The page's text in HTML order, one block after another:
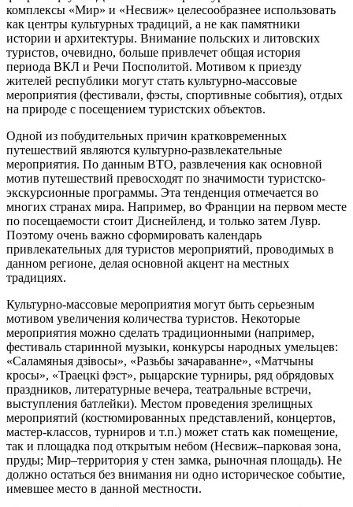
комплексы «Мир» и «Несвиж» целесообразнее использовать
как центры культурных традиций, а не как памятники
истории и архитектуры. Внимание польских и литовских
туристов, очевидно, больше привлечет общая история
периода ВКЛ и Речи Посполитой. Мотивом к приезду
жителей республики могут стать культурно-массовые
мероприятия (фестивали, фэсты, спортивные события), отдых
на природе с посещением туристских объектов.
Одной из побудительных причин кратковременных
путешествий являются культурно-развлекательные
мероприятия. По данным ВТО, развлечения как основной
мотив путешествий превосходят по значимости туристско-
экскурсионные программы. Эта тенденция отмечается во
многих странах мира. Например, во Франции на первом месте
по посещаемости стоит Диснейленд, и только затем Лувр.
Поэтому очень важно сформировать календарь
привлекательных для туристов мероприятий, проводимых в
данном регионе, делая основной акцент на местных
традициях.
Культурно-массовые мероприятия могут быть серьезным
мотивом увеличения количества туристов. Некоторые
мероприятия можно сделать традиционными (например,
фестиваль старинной музыки, конкурсы народных умельцев:
«Саламяныя дзiвосы», «Разьбы зачараванне», «Матчыны
кросы», «Траецкi фэст», рыцарские турниры, ряд обрядовых
праздников, литературные вечера, театральные встречи,
выступления батлейки). Местом проведения зрелищных
мероприятий (костюмированных представлений, концертов,
мастер-классов, турниров и т.п.) может стать как помещение,
так и площадка под открытым небом (Несвиж–парковая зона,
пруды; Мир–территория у стен замка, рыночная площадь). Не
должно остаться без внимания ни одно историческое событие,
имевшее место в данной местности.